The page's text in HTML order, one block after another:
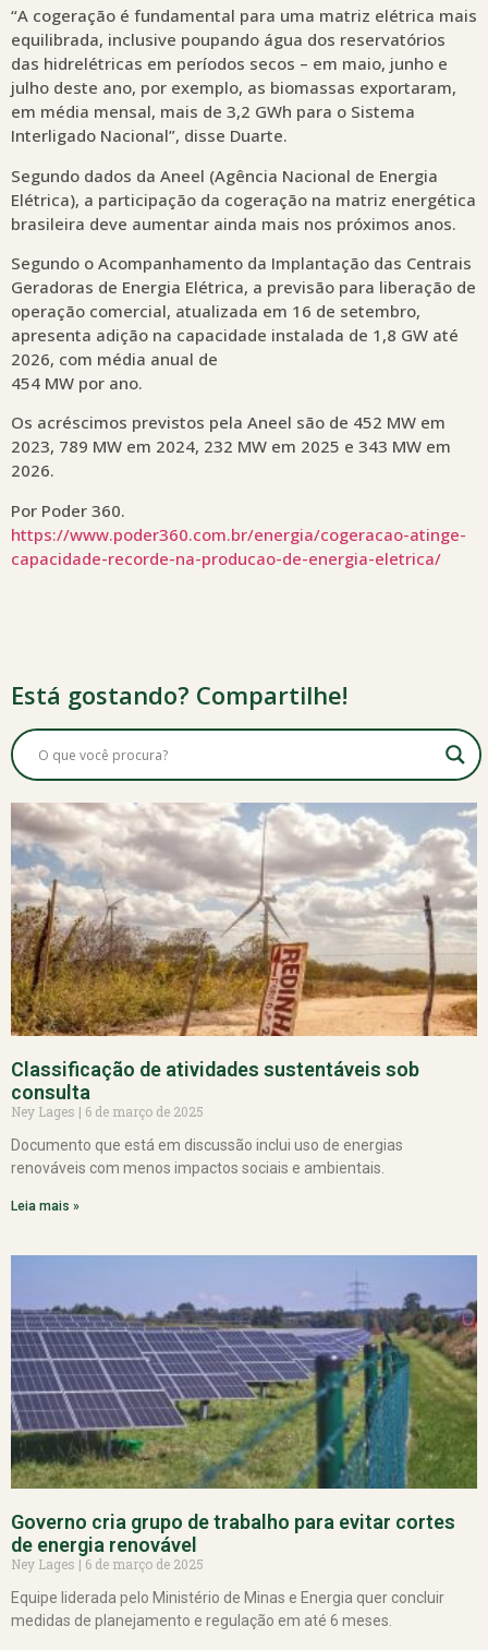
“A cogeração é fundamental para uma matriz elétrica mais
equilibrada, inclusive poupando água dos reservatórios
das hidrelétricas em períodos secos – em maio, junho e
julho deste ano, por exemplo, as biomassas exportaram,
em média mensal, mais de 3,2 GWh para o Sistema
Interligado Nacional”, disse Duarte.
Segundo dados da Aneel (Agência Nacional de Energia
Elétrica), a participação da cogeração na matriz energética
brasileira deve aumentar ainda mais nos próximos anos.
Segundo o Acompanhamento da Implantação das Centrais
Geradoras de Energia Elétrica, a previsão para liberação de
operação comercial, atualizada em 16 de setembro,
apresenta adição na capacidade instalada de 1,8 GW até
2026, com média anual de
454 MW por ano.
Os acréscimos previstos pela Aneel são de 452 MW em
2023, 789 MW em 2024, 232 MW em 2025 e 343 MW em
2026.
Por Poder 360.
https://www.poder360.com.br/energia/cogeracao-atinge-
capacidade-recorde-na-producao-de-energia-eletrica/
Está gostando? Compartilhe!
Classificação de atividades sustentáveis sob
consulta
Ney Lages
6 de março de 2025
Documento que está em discussão inclui uso de energias
renováveis com menos impactos sociais e ambientais.
Leia mais »
Governo cria grupo de trabalho para evitar cortes
de energia renovável
Ney Lages
6 de março de 2025
Equipe liderada pelo Ministério de Minas e Energia quer concluir
medidas de planejamento e regulação em até 6 meses.